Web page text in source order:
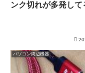
ンク切れが多発して
パソコン周辺機器